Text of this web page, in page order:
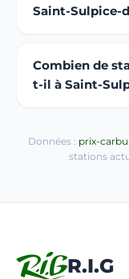
Saint-Sulpice-
Combien de
t-il à Saint-
Données : prix-
stations
R.I.G